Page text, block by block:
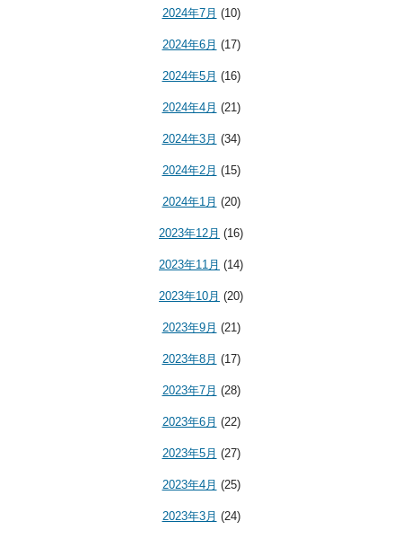
2024年7月 (10)
2024年6月 (17)
2024年5月 (16)
2024年4月 (21)
2024年3月 (34)
2024年2月 (15)
2024年1月 (20)
2023年12月 (16)
2023年11月 (14)
2023年10月 (20)
2023年9月 (21)
2023年8月 (17)
2023年7月 (28)
2023年6月 (22)
2023年5月 (27)
2023年4月 (25)
2023年3月 (24)